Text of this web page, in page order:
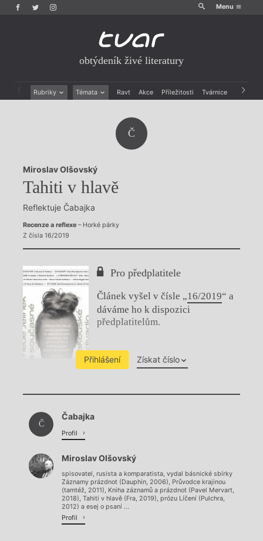
Menu
obtýdeník živé literatury
Rubriky Témata Ravt Akce Příležitosti Tvárnice Archiv
Rozhovory
Dokument
Výroční ceny
Č
Miroslav Olšovský
Tahiti v hlavě
Reflektuje Čabajka
Recenze a reflexe– Horké párky
Z čísla 16/2019
Pro předplatitele
Článek vyšel v čísle „16/2019“ a
dáváme ho k dispozici
předplatitelům.
Přihlášení Získat číslo
Chviličku.
Č
Čabajka
Profil
Miroslav Olšovský
spisovatel, rusista a komparatista, vydal básnické sbírky
Záznamy prázdnot (Dauphin, 2006), Průvodce krajinou
(tamtéž, 2011), Kniha záznamů a prázdnot (Pavel Mervart,
2018), Tahiti v hlavě (Fra, 2019), prózu Líčení (Pulchra,
2012) a esej o psaní ...
Profil